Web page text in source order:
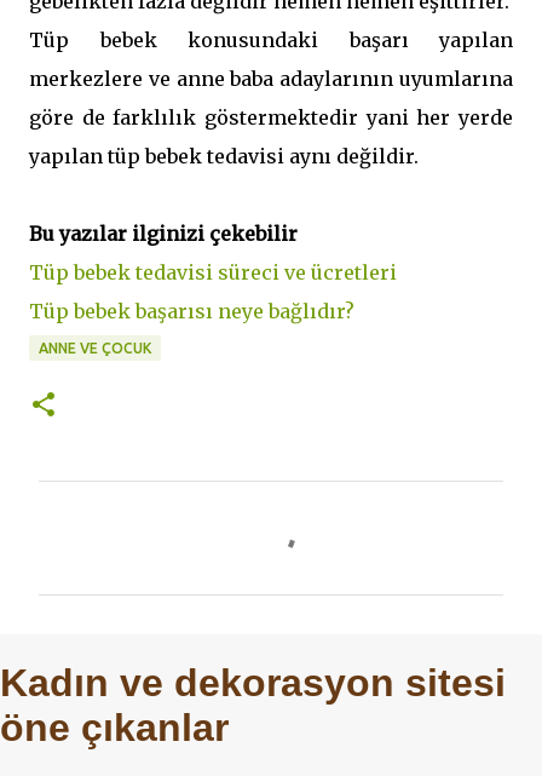
Tüp bebek konusundaki başarı yapılan
merkezlere ve anne baba adaylarının uyumlarına
göre de farklılık göstermektedir yani her yerde
yapılan tüp bebek tedavisi aynı değildir.
Bu yazılar ilginizi çekebilir
Tüp bebek tedavisi süreci ve ücretleri
Tüp bebek başarısı neye bağlıdır?
ANNE VE ÇOCUK
l
a
Kadın ve dekorasyon sitesi
öne çıkanlar